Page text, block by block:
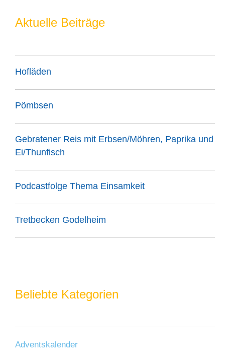
Aktuelle Beiträge
Hofläden
Pömbsen
Gebratener Reis mit Erbsen/Möhren, Paprika und
Ei/Thunfisch
Podcastfolge Thema Einsamkeit
Tretbecken Godelheim
Beliebte Kategorien
Adventskalender